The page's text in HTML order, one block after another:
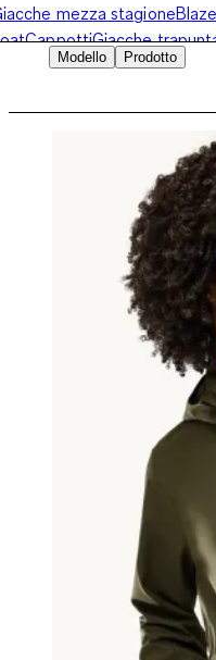
mezza stagione
CappottiGiacche
Modello
Prodotto